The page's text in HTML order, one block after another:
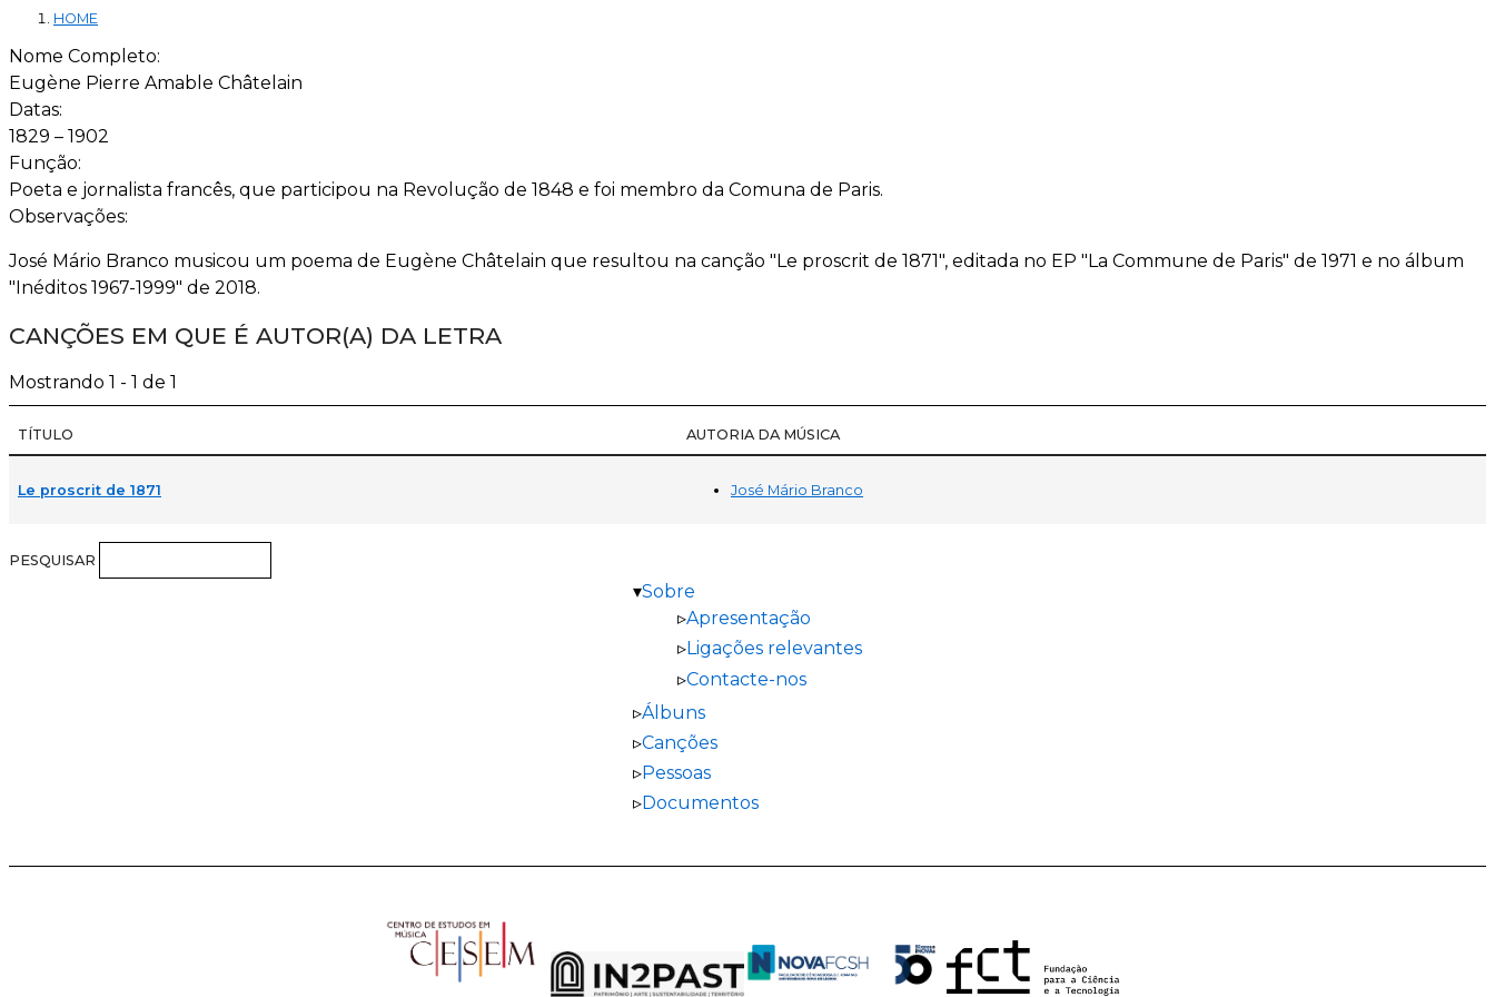
HOME
Nome Completo:
Eugène Pierre Amable Châtelain
Datas:
1829 – 1902
Função:
Poeta e jornalista francês, que participou na Revolução de 1848 e foi membro da Comuna de Paris.
Observações:
José Mário Branco musicou um poema de Eugène Châtelain que resultou na canção "Le proscrit de 1871", editada no EP "La Commune de Paris" de 1971 e no álbum
"Inéditos 1967-1999" de 2018.
CANÇÕES EM QUE É AUTOR(A) DA LETRA
Mostrando 1 - 1 de 1
TÍTULO AUTORIA DA MÚSICA
Le proscrit de 1871 José Mário Branco
PESQUISAR
Sobre
Apresentação
Ligações relevantes
Contacte-nos
Álbuns
Canções
Pessoas
Documentos